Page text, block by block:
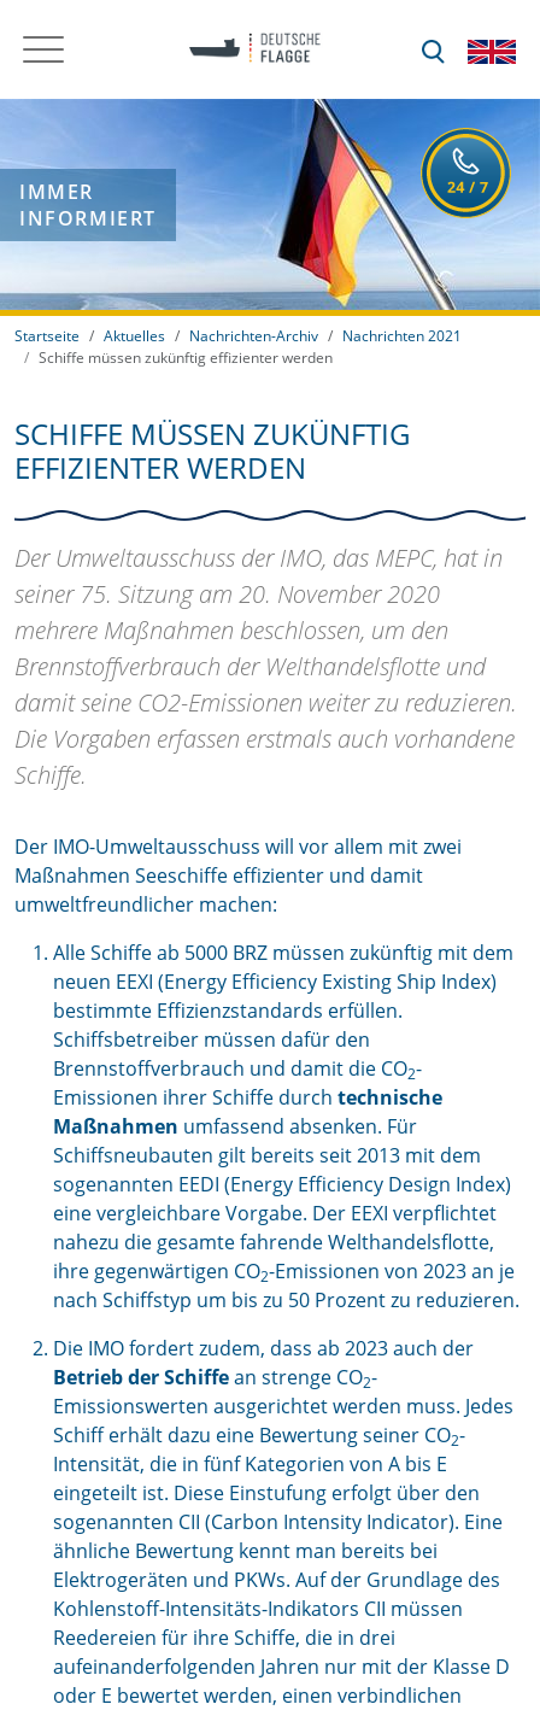
IMMER
INFORMIERT
Startseite Aktuelles Nachrichten-Archiv
Nachrichten 2021
Schiffe müssen zukünftig effizienter werden
SCHIFFE MÜSSEN ZUKÜNFTIG
EFFIZIENTER WERDEN
Der Umweltausschuss der IMO, das MEPC, hat in
seiner 75. Sitzung am 20. November 2020
mehrere Maßnahmen beschlossen, um den
Brennstoffverbrauch der Welthandelsflotte und
damit seine CO2-Emissionen weiter zu reduzieren.
Die Vorgaben erfassen erstmals auch vorhandene
Schiffe.
Der IMO-Umweltausschuss will vor allem mit zwei
Maßnahmen Seeschiffe effizienter und damit
umweltfreundlicher machen:
Alle Schiffe ab 5000 BRZ müssen zukünftig mit dem
neuen EEXI (Energy Efficiency Existing Ship Index)
bestimmte Effizienzstandards erfüllen.
Schiffsbetreiber müssen dafür den
Brennstoffverbrauch und damit die CO2-
Emissionen ihrer Schiffe durch technische
Maßnahmen umfassend absenken. Für
Schiffsneubauten gilt bereits seit 2013 mit dem
sogenannten EEDI (Energy Efficiency Design Index)
eine vergleichbare Vorgabe. Der EEXI verpflichtet
nahezu die gesamte fahrende Welthandelsflotte,
ihre gegenwärtigen CO2-Emissionen von 2023 an je
nach Schiffstyp um bis zu 50 Prozent zu reduzieren.
Die IMO fordert zudem, dass ab 2023 auch der
Betrieb der Schiffean strenge CO2-
Emissionswerten ausgerichtet werden muss. Jedes
Schiff erhält dazu eine Bewertung seiner CO2-
Intensität, die in fünf Kategorien von A bis E
eingeteilt ist. Diese Einstufung erfolgt über den
sogenannten CII (Carbon Intensity Indicator). Eine
ähnliche Bewertung kennt man bereits bei
Elektrogeräten und PKWs. Auf der Grundlage des
Kohlenstoff-Intensitäts-Indikators CII müssen
Reedereien für ihre Schiffe, die in drei
aufeinanderfolgenden Jahren nur mit der Klasse D
oder E bewertet werden, einen verbindlichen